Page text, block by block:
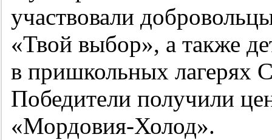
участвовали
«Твой выбор», а также
в пришкольных лагерях
Победители получили
«Мордовия-Холод».